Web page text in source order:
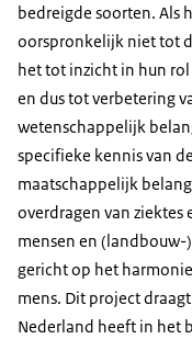
bedreigde soorten. Als
oorspronkelijk niet tot
het tot inzicht in hun
en dus tot verbetering
wetenschappelijk
specifieke kennis van
maatschappelijk
overdragen van
mensen en (landbouw-
gericht op het
mens. Dit project
Nederland heeft in het